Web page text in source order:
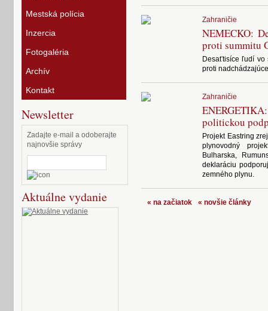
Mestská polícia
Inzercia
Fotogaléria
Archív
Kontakt
Newsletter
Zadajte e-mail a odoberajte
najnovšie správy
Aktuálne vydanie
Zahraničie
NEMECKO:
proti summitu
Desaťtisíce ľudí vo
proti
Zahraničie
politickou
Projekt Eastring
plynovodný
Bulharska,
deklaráciu
zemného plynu.
« na začiatok « novšie články